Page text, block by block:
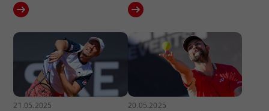
21.05.2025 20.05.2025